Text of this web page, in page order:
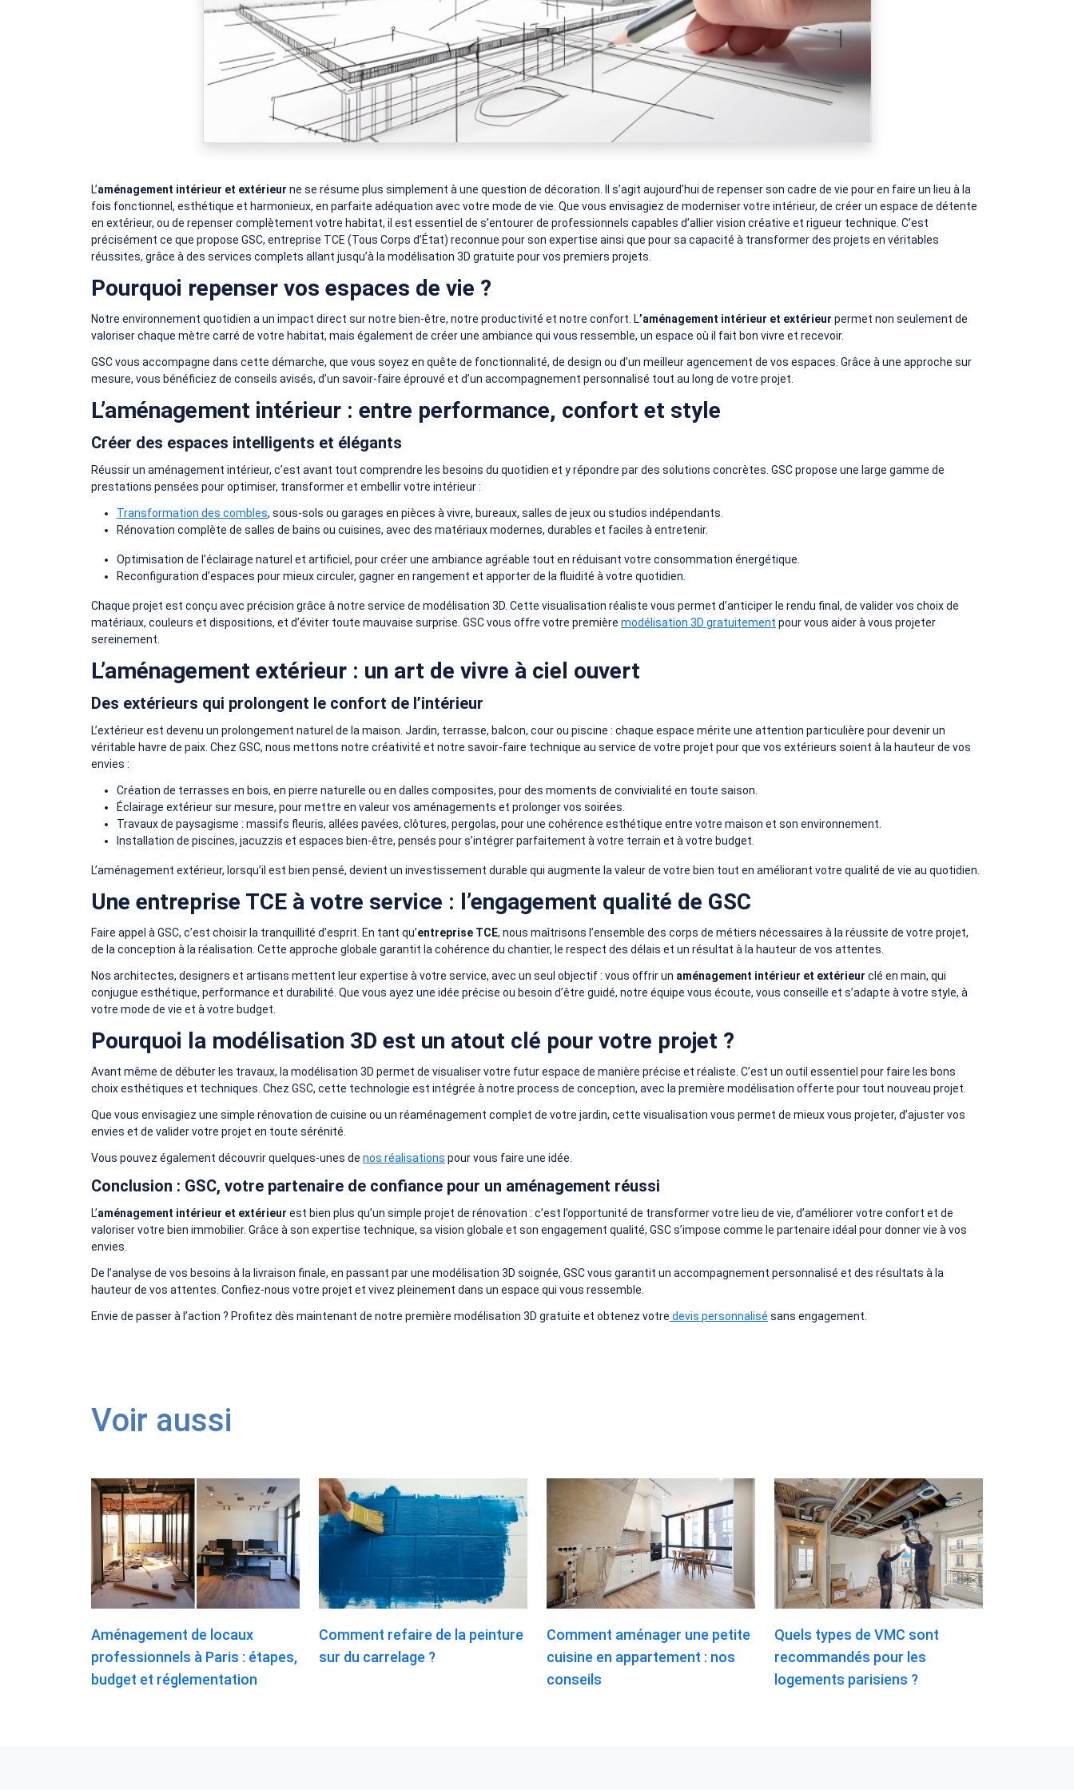
L’aménagement intérieur et extérieur ne se résume plus simplement à une question de décoration. Il s’agit aujourd’hui de repenser son cadre de vie pour en faire un lieu à la
fois fonctionnel, esthétique et harmonieux, en parfaite adéquation avec votre mode de vie. Que vous envisagiez de moderniser votre intérieur, de créer un espace de détente
en extérieur, ou de repenser complètement votre habitat, il est essentiel de s’entourer de professionnels capables d’allier vision créative et rigueur technique. C’est
précisément ce que propose GSC, entreprise TCE (Tous Corps d’État) reconnue pour son expertise ainsi que pour sa capacité à transformer des projets en véritables
réussites, grâce à des services complets allant jusqu’à la modélisation 3D gratuite pour vos premiers projets.
Pourquoi repenser vos espaces de vie ?
Notre environnement quotidien a un impact direct sur notre bien-être, notre productivité et notre confort. L’aménagement intérieur et extérieur permet non seulement de
valoriser chaque mètre carré de votre habitat, mais également de créer une ambiance qui vous ressemble, un espace où il fait bon vivre et recevoir.
GSC vous accompagne dans cette démarche, que vous soyez en quête de fonctionnalité, de design ou d’un meilleur agencement de vos espaces. Grâce à une approche sur
mesure, vous bénéficiez de conseils avisés, d’un savoir-faire éprouvé et d’un accompagnement personnalisé tout au long de votre projet.
L’aménagement intérieur : entre performance, confort et style
Créer des espaces intelligents et élégants
Réussir un aménagement intérieur, c’est avant tout comprendre les besoins du quotidien et y répondre par des solutions concrètes. GSC propose une large gamme de
prestations pensées pour optimiser, transformer et embellir votre intérieur :
Transformation des combles, sous-sols ou garages en pièces à vivre, bureaux, salles de jeux ou studios indépendants.
Rénovation complète de salles de bains ou cuisines, avec des matériaux modernes, durables et faciles à entretenir.
Optimisation de l’éclairage naturel et artificiel, pour créer une ambiance agréable tout en réduisant votre consommation énergétique.
Reconfiguration d’espaces pour mieux circuler, gagner en rangement et apporter de la fluidité à votre quotidien.
Chaque projet est conçu avec précision grâce à notre service de modélisation 3D. Cette visualisation réaliste vous permet d’anticiper le rendu final, de valider vos choix de
matériaux, couleurs et dispositions, et d’éviter toute mauvaise surprise. GSC vous offre votre première modélisation 3D gratuitement pour vous aider à vous projeter
sereinement.
L’aménagement extérieur : un art de vivre à ciel ouvert
Des extérieurs qui prolongent le confort de l’intérieur
L’extérieur est devenu un prolongement naturel de la maison. Jardin, terrasse, balcon, cour ou piscine : chaque espace mérite une attention particulière pour devenir un
véritable havre de paix. Chez GSC, nous mettons notre créativité et notre savoir-faire technique au service de votre projet pour que vos extérieurs soient à la hauteur de vos
envies :
Création de terrasses en bois, en pierre naturelle ou en dalles composites, pour des moments de convivialité en toute saison.
Éclairage extérieur sur mesure, pour mettre en valeur vos aménagements et prolonger vos soirées.
Travaux de paysagisme : massifs fleuris, allées pavées, clôtures, pergolas, pour une cohérence esthétique entre votre maison et son environnement.
Installation de piscines, jacuzzis et espaces bien-être, pensés pour s’intégrer parfaitement à votre terrain et à votre budget.
L’aménagement extérieur, lorsqu’il est bien pensé, devient un investissement durable qui augmente la valeur de votre bien tout en améliorant votre qualité de vie au quotidien.
Une entreprise TCE à votre service : l’engagement qualité de GSC
Faire appel à GSC, c’est choisir la tranquillité d’esprit. En tant qu’entreprise TCE, nous maîtrisons l’ensemble des corps de métiers nécessaires à la réussite de votre projet,
de la conception à la réalisation. Cette approche globale garantit la cohérence du chantier, le respect des délais et un résultat à la hauteur de vos attentes.
Nos architectes, designers et artisans mettent leur expertise à votre service, avec un seul objectif : vous offrir un aménagement intérieur et extérieur clé en main, qui
conjugue esthétique, performance et durabilité. Que vous ayez une idée précise ou besoin d’être guidé, notre équipe vous écoute, vous conseille et s’adapte à votre style, à
votre mode de vie et à votre budget.
Pourquoi la modélisation 3D est un atout clé pour votre projet ?
Avant même de débuter les travaux, la modélisation 3D permet de visualiser votre futur espace de manière précise et réaliste. C’est un outil essentiel pour faire les bons
choix esthétiques et techniques. Chez GSC, cette technologie est intégrée à notre process de conception, avec la première modélisation offerte pour tout nouveau projet.
Que vous envisagiez une simple rénovation de cuisine ou un réaménagement complet de votre jardin, cette visualisation vous permet de mieux vous projeter, d’ajuster vos
envies et de valider votre projet en toute sérénité.
Vous pouvez également découvrir quelques-unes de nos réalisations pour vous faire une idée.
Conclusion : GSC, votre partenaire de confiance pour un aménagement réussi
L’aménagement intérieur et extérieur est bien plus qu’un simple projet de rénovation : c’est l’opportunité de transformer votre lieu de vie, d’améliorer votre confort et de
valoriser votre bien immobilier. Grâce à son expertise technique, sa vision globale et son engagement qualité, GSC s’impose comme le partenaire idéal pour donner vie à vos
envies.
De l’analyse de vos besoins à la livraison finale, en passant par une modélisation 3D soignée, GSC vous garantit un accompagnement personnalisé et des résultats à la
hauteur de vos attentes. Confiez-nous votre projet et vivez pleinement dans un espace qui vous ressemble.
Envie de passer à l’action ? Profitez dès maintenant de notre première modélisation 3D gratuite et obtenez votre devis personnalisé sans engagement.
Voir aussi
Aménagement de locaux
professionnels à Paris : étapes,
budget et réglementation
Comment refaire de la peinture
sur du carrelage ?
Comment aménager une petite
cuisine en appartement : nos
conseils
Quels types de VMC sont
recommandés pour les
logements parisiens ?